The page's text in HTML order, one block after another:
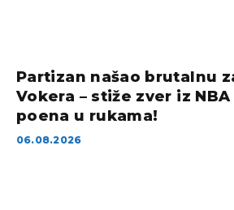
Partizan našao brutalnu
Vokera – stiže zver iz
poena u rukama!
06.08.2026